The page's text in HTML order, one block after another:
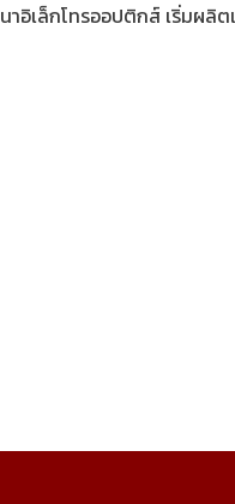
เล็กโทรออปติกส์ เริ่มผลิ